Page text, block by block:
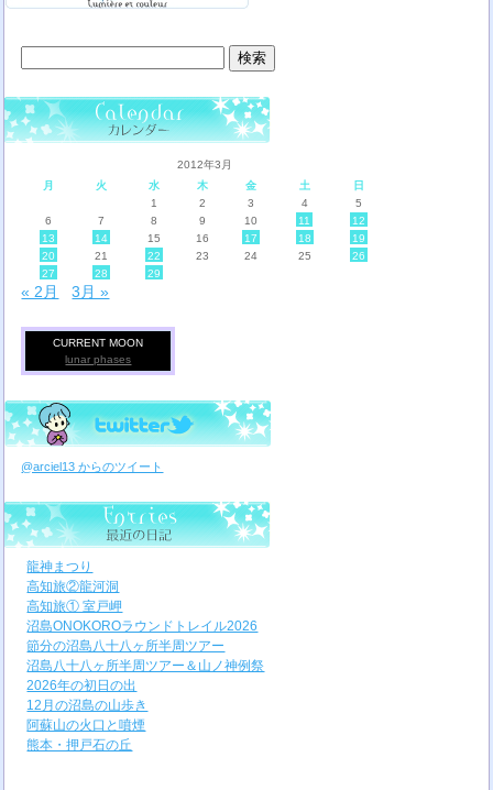
索:
2012年3月
月
火 水 木 金 土
日
1
2 3 4
5
6
7 8 9 10 11
12
13
14 15 16 17 18
19
20
21 22 23 24 25
26
27
28 29
« 2月 3月 »
CURRENT MOON
lunar phases
@arciel13 からのツイート
龍神まつり
高知旅②龍河洞
高知旅① 室戸岬
沼島ONOKOROラウンドトレイル2026
節分の沼島八十八ヶ所半周ツアー
沼島八十八ヶ所半周ツアー＆山ノ神例祭
2026年の初日の出
12月の沼島の山歩き
阿蘇山の火口と噴煙
熊本・押戸石の丘